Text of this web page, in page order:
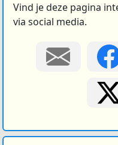
Vind je deze pagina
via social media.